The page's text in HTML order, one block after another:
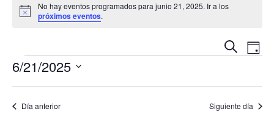
Aviso
No hay eventos programados para junio 21, 2025. Ir a los
próximos eventos.
de
Buscar
Día
Eventos
6/21/2025
Seleccionar
fecha.
Día anterior Siguiente día